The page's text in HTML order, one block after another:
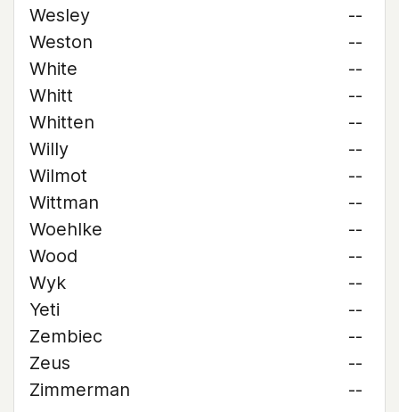
Wesley
--
Weston
--
White
--
Whitt
--
Whitten
--
Willy
--
Wilmot
--
Wittman
--
Woehlke
--
Wood
--
Wyk
--
Yeti
--
Zembiec
--
Zeus
--
Zimmerman
--